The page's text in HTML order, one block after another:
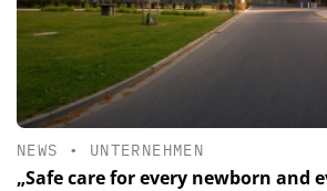
NEWS • UNTERNEHMEN
„Safe care for every newborn and